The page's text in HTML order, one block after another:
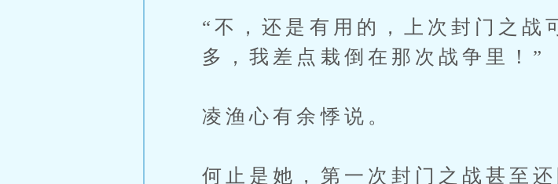
“不，还是有用的，上次封门之战
多，我差点栽倒在那次战争里！”
凌渔心有余悸说。
何止是她，第一次封门之战甚至